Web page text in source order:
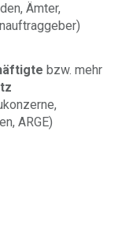
Ämter,
)
bzw. mehr
ARGE)